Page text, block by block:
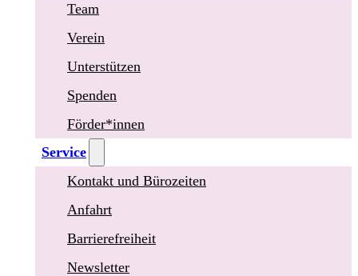
Team
Verein
Unterstützen
Spenden
Förder*innen
Service
Kontakt und Bürozeiten
Anfahrt
Barrierefreiheit
Newsletter